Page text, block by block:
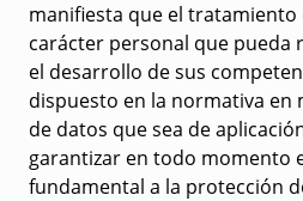
manifiesta que el tratamiento
carácter personal que pueda
el desarrollo de sus
dispuesto en la normativa en
de datos que sea de
garantizar en todo momento
fundamental a la protección